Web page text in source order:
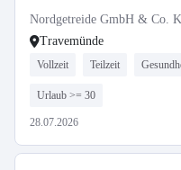
Nordgetreide GmbH & Co.
Travemünde
Vollzeit Teilzeit
Urlaub >= 30
28.07.2026